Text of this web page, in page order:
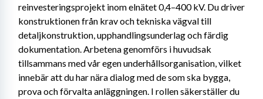
reinvesteringsprojekt inom elnätet 0,4–400 kV. Du driver
konstruktionen från krav och tekniska vägval till
detaljkonstruktion, upphandlingsunderlag och färdig
dokumentation. Arbetena genomförs i huvudsak
tillsammans med vår egen underhållsorganisation, vilket
innebär att du har nära dialog med de som ska bygga,
prova och förvalta anläggningen. I rollen säkerställer du